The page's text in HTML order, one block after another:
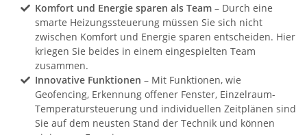
Komfort und Energie sparen als Team – Durch eine
smarte Heizungssteuerung müssen Sie sich nicht
zwischen Komfort und Energie sparen entscheiden. Hier
kriegen Sie beides in einem eingespielten Team
zusammen.
Innovative Funktionen – Mit Funktionen, wie
Geofencing, Erkennung offener Fenster, Einzelraum-
Temperatursteuerung und individuellen Zeitplänen sind
Sie auf dem neusten Stand der Technik und können